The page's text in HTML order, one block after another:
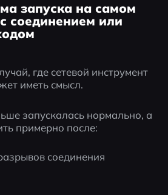
запуска на самом
соединением или
где сетевой инструмент
иметь смысл.
запускалась нормально, а
примерно после:
соединения